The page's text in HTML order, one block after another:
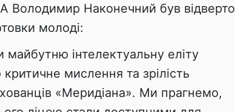
Володимир Наконечний був відверто
молоді:
майбутню інтелектуальну еліту
мислення та зрілість
«Меридіана». Ми прагнемо,